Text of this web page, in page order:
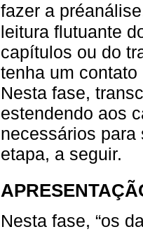
fazer a
leitura flutuante
capítulos ou do
tenha um
Nesta fase,
estendendo aos
necessários
etapa, a seguir.
Nesta fase, “os